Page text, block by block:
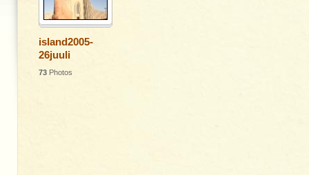
island2005-
26juuli
73 Photos